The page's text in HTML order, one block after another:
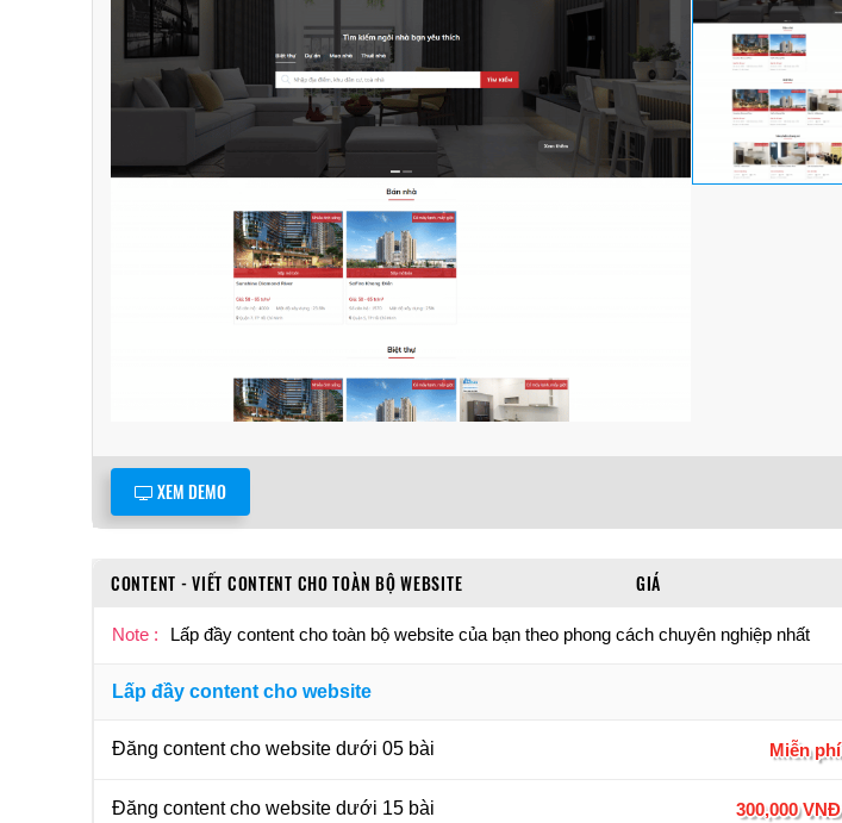
XEM DEMO
CONTENT - VIẾT CONTENT CHO TOÀN BỘ WEBSITE GIÁ
Note : Lấp đầy content cho toàn bộ website của bạn theo phong cách chuyên nghiệp nhất
Lấp đầy content cho website
Đăng content cho website dưới 05 bài Miễn phí
Đăng content cho website dưới 15 bài 300,000 VNĐ